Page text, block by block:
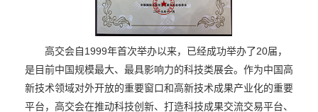
高交会自1999年首次举办以来，已经成功举办了20届，
是目前中国规模最大、最具影响力的科技类展会。作为中国高
新技术领域对外开放的重要窗口和高新技术成果产业化的重要
平台，高交会在推动科技创新、打造科技成果交流交易平台、